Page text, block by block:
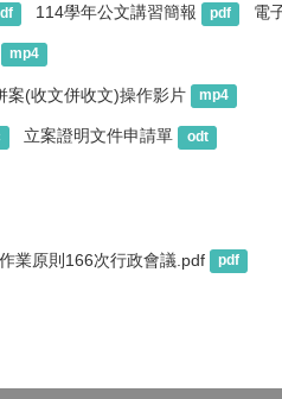
114學年公文講習簡報 pdf 電
mp4
案(收文併收文)操作影片 mp4
立案證明文件申請單 odt
業原則166次行政會議.pdf pdf